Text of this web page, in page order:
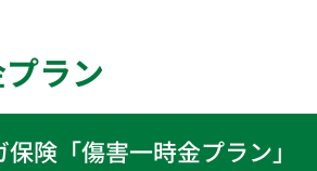
ラン
険「傷害一時金プラン」